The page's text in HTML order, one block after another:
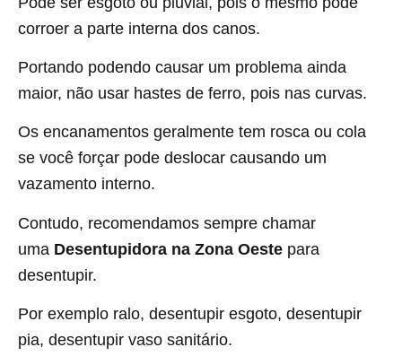
corroer a parte interna dos canos.
Portando podendo causar um problema ainda
maior, não usar hastes de ferro, pois nas curvas.
Os encanamentos geralmente tem rosca ou cola
se você forçar pode deslocar causando um
vazamento interno.
Contudo, recomendamos sempre chamar
uma Desentupidora na Zona Oeste para
desentupir.
Por exemplo ralo, desentupir esgoto, desentupir
pia, desentupir vaso sanitário.